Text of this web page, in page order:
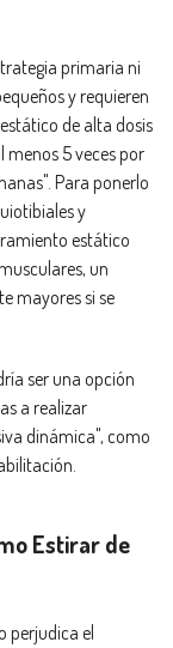
primaria ni
y requieren
de alta dosis
menos 5 veces por
Para ponerlo
y
estático
un
mayores si se
ser una opción
a realizar
dinámica", como
Estirar de
perjudica el